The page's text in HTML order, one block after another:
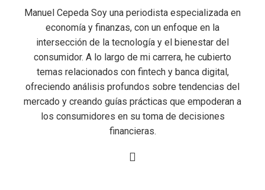
Manuel Cepeda Soy una periodista especializada en
economía y finanzas, con un enfoque en la
intersección de la tecnología y el bienestar del
consumidor. A lo largo de mi carrera, he cubierto
temas relacionados con fintech y banca digital,
ofreciendo análisis profundos sobre tendencias del
mercado y creando guías prácticas que empoderan a
los consumidores en su toma de decisiones
financieras.